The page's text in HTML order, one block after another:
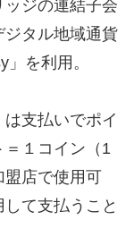
ジの連結子会
タル地域通貨
を利用。
支払いでポイ
＝１コイン（1
盟店で使用可
て支払うこと